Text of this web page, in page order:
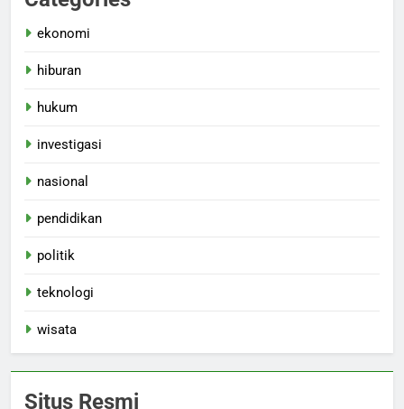
ekonomi
hiburan
hukum
investigasi
nasional
pendidikan
politik
teknologi
wisata
Situs Resmi